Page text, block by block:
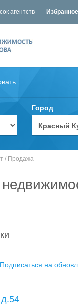
агентств Избранное
Город
/ Продажа
Подписаться на
д.54